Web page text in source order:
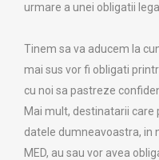
urmare a unei obligatii
Tinem sa va aducem la
mai sus vor fi obligati
cu noi sa pastreze
Mai mult, destinatarii care
datele dumneavoastra, in
MED, au sau vor avea